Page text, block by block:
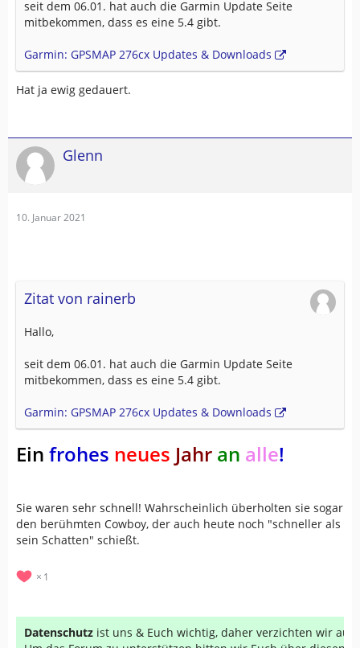
seit dem 06.01. hat auch die Garmin Update Seite
mitbekommen, dass es eine 5.4 gibt.
Garmin: GPSMAP 276cx Updates & Downloads
Hat ja ewig gedauert.
Glenn
10. Januar 2021
Zitat von rainerb
Hallo,
seit dem 06.01. hat auch die Garmin Update Seite
mitbekommen, dass es eine 5.4 gibt.
Garmin: GPSMAP 276cx Updates & Downloads
Ein frohes neues Jahr an alle!
Sie waren sehr schnell! Wahrscheinlich überholten sie sogar
den berühmten Cowboy, der auch heute noch "schneller als
sein Schatten" schießt.
1
Datenschutz ist uns & Euch wichtig, daher verzichten wir auf